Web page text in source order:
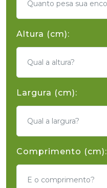
Altura (cm):
Largura (cm):
Comprimento (cm):